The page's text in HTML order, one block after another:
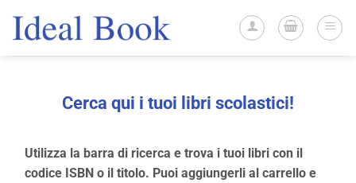
Cerca qui i tuoi libri scolastici!
Utilizza la barra di ricerca e trova i tuoi libri con il
codice ISBN o il titolo. Puoi aggiungerli al carrello e